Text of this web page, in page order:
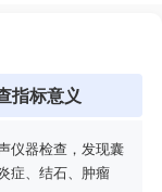
指标意义
仪器检查，发现囊
症、结石、肿瘤